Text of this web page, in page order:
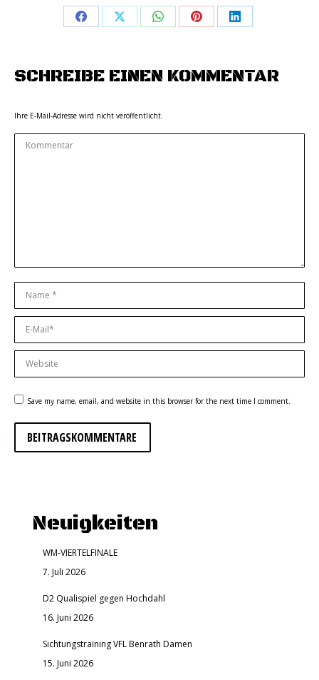
Share
Facebook
Share
X
Share
WhatsApp
Share
Pinterest
Share
LinkedIn
SCHREIBE EINEN KOMMENTAR
Ihre E-Mail-Adresse wird nicht veröffentlicht.
Kommentar
Name *
E-Mail *
Website
Save my name, email, and website in this browser for the next time I comment.
BEITRAGSKOMMENTARE
Neuigkeiten
WM-VIERTELFINALE
7. Juli 2026
D2 Qualispiel gegen Hochdahl
16. Juni 2026
Sichtungstraining VFL Benrath Damen
15. Juni 2026